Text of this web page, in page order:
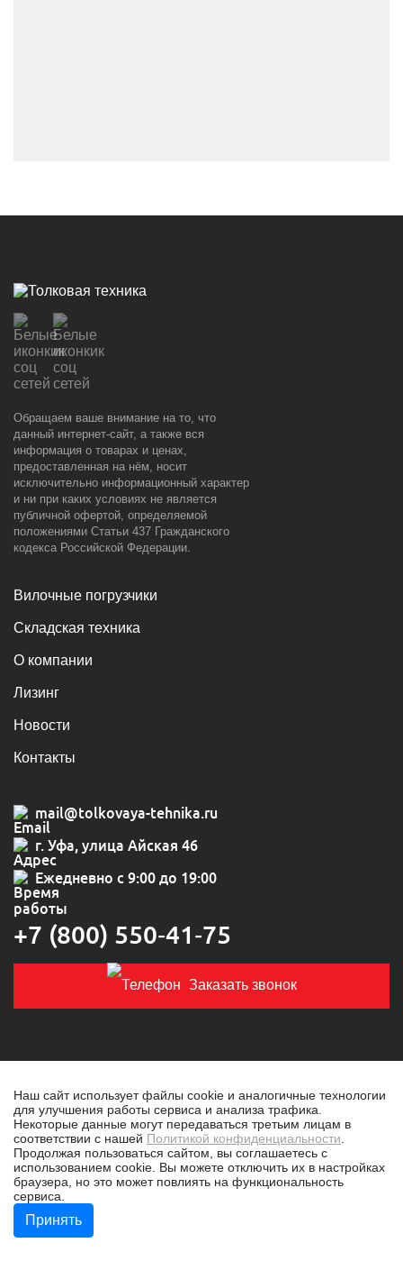
Обращаем ваше внимание на то, что
данный интернет-сайт, а также вся
информация о товарах и ценах,
предоставленная на нём, носит
исключительно информационный характер
и ни при каких условиях не является
публичной офертой, определяемой
положениями Статьи 437 Гражданского
кодекса Российской Федерации.
Вилочные погрузчики
Складская техника
О компании
Лизинг
Новости
Контакты
mail@tolkovaya-tehnika.ru
г. Уфа, улица Айская 46
Ежедневно с 9:00 до 19:00
+7 (800) 550‑41‑75
Заказать звонок
© 2019-2026 Толковая техника
Политика конфиденциальности
Разработано в tim-marketing.ru
Наш сайт использует файлы cookie и аналогичные технологии
для улучшения работы сервиса и анализа трафика.
Некоторые данные могут передаваться третьим лицам в
соответствии с нашей Политикой конфиденциальности
Продолжая пользоваться сайтом, вы соглашаетесь с
использованием cookie. Вы можете отключить их в настройках
браузера, но это может повлиять на функциональность
сервиса.
Принять